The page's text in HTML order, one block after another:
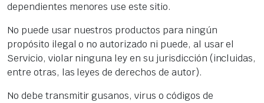
dependientes menores use este sitio.
No puede usar nuestros productos para ningún
propósito ilegal o no autorizado ni puede, al usar el
Servicio, violar ninguna ley en su jurisdicción (incluidas,
entre otras, las leyes de derechos de autor).
No debe transmitir gusanos, virus o códigos de